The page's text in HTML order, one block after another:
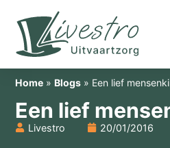
Home » Blogs » Een lief
Een lief
Livestro 20/01/2016